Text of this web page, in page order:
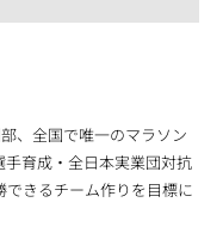
、全国で唯一のマラソン
育成・全日本実業団対抗
きるチーム作りを目標に